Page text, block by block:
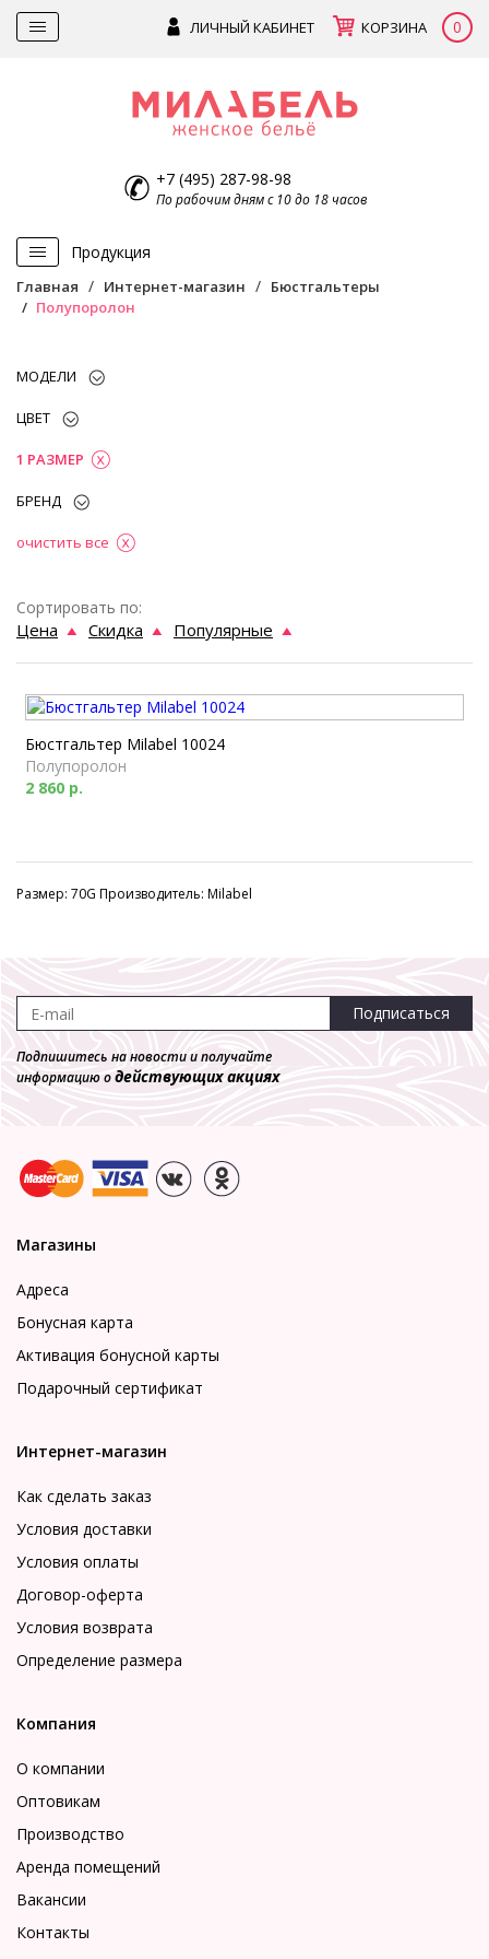
ЛИЧНЫЙ КАБИНЕТ КОРЗИНА 0
+7 (495) 287-98-98
По рабочим дням с 10 до 18 часов
Продукция
Главная Интернет-магазин
Бюстгальтеры
Полупоролон
МОДЕЛИ
ЦВЕТ
1 РАЗМЕР
БРЕНД
очистить все
Сортировать по:
Цена Скидка Популярные
Бюстгальтер Milabel 10024
Полупоролон
2 860 р.
Размер: 70G Производитель: Milabel
Подписаться
Подпишитесь на новости и получайте
информацию одействующих акциях
Магазины
Адреса
Бонусная карта
Активация бонусной карты
Подарочный сертификат
Интернет-магазин
Как сделать заказ
Условия доставки
Условия оплаты
Договор-оферта
Условия возврата
Определение размера
Компания
О компании
Оптовикам
Производство
Аренда помещений
Вакансии
Контакты